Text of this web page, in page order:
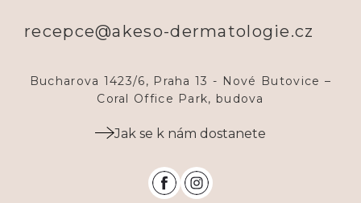
recepce@akeso-dermatologie.cz
Bucharova 1423/6, Praha 13 - Nové Butovice –
Coral Office Park, budova
Jak se k nám dostanete